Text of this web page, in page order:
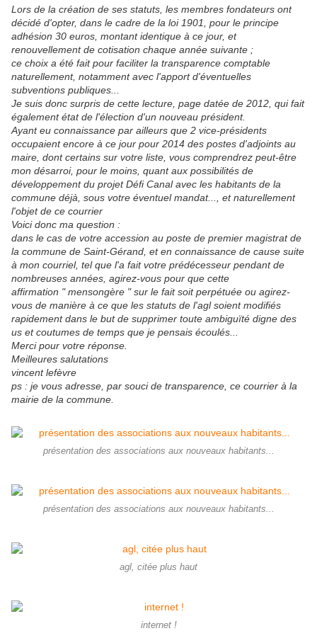
Lors de la création de ses statuts, les membres fondateurs ont
décidé d'opter, dans le cadre de la loi 1901, pour le principe
adhésion 30 euros, montant identique à ce jour, et
renouvellement de cotisation chaque année suivante ;
ce choix a été fait pour faciliter la transparence comptable
naturellement, notamment avec l'apport d'éventuelles
subventions publiques...
Je suis donc surpris de cette lecture, page datée de 2012, qui fait
également état de l'élection d'un nouveau président.
Ayant eu connaissance par ailleurs que 2 vice-présidents
occupaient encore à ce jour pour 2014 des postes d'adjoints au
maire, dont certains sur votre liste, vous comprendrez peut-être
mon désarroi, pour le moins, quant aux possibilités de
développement du projet Défi Canal avec les habitants de la
commune déjà, sous votre éventuel mandat..., et naturellement
l'objet de ce courrier
Voici donc ma question :
dans le cas de votre accession au poste de premier magistrat de
la commune de Saint-Gérand, et en connaissance de cause suite
à mon courriel, tel que l'a fait votre prédécesseur pendant de
nombreuses années, agirez-vous pour que cette
affirmation " mensongère " sur le fait soit perpétuée ou agirez-
vous de manière à ce que les statuts de l'agl soient modifiés
rapidement dans le but de supprimer toute ambiguïté digne des
us et coutumes de temps que je pensais écoulés...
Merci pour votre réponse.
Meilleures salutations
vincent lefèvre
ps : je vous adresse, par souci de transparence, ce courrier à la
mairie de la commune.
présentation des associations aux nouveaux habitants...
présentation des associations aux nouveaux habitants...
agl, citée plus haut
internet !